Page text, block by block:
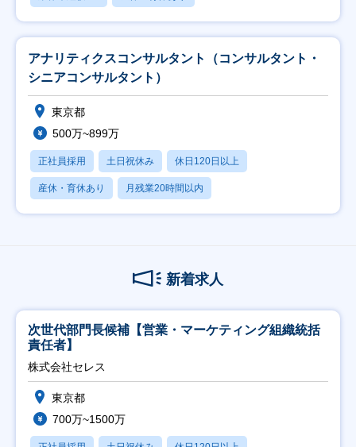
アナリティクスコンサルタント（コンサルタント・
シニアコンサルタント）
東京都
500万~899万
正社員採用 土日祝休み 休日120日以上
産休・育休あり 月残業20時間以内
新着求人
次世代部門長候補【営業・マーケティング組織統括
責任者】
株式会社セレス
東京都
700万~1500万